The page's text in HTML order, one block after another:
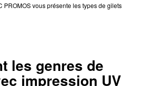
PROMOS vous présente les types de gilets
les genres de
impression UV